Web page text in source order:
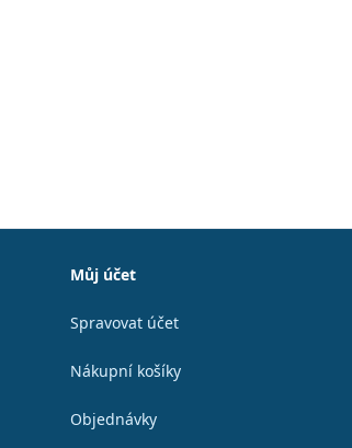
Můj účet
Spravovat účet
Nákupní košíky
Objednávky